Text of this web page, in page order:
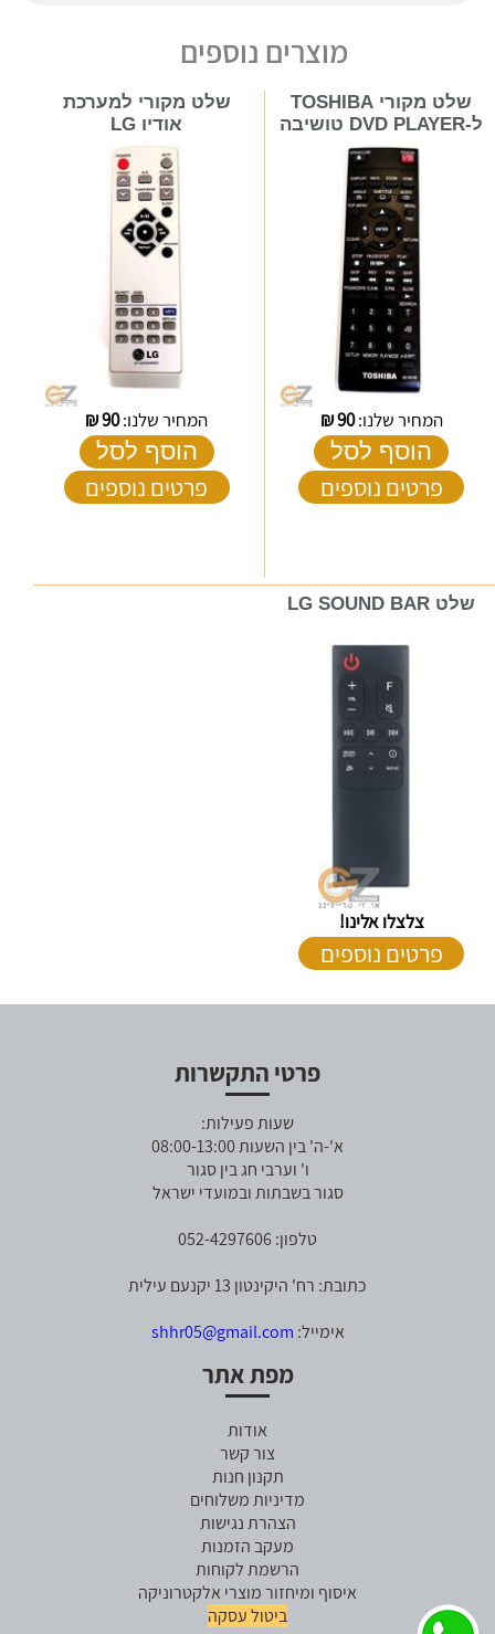
מוצרים נוספים
שלט מקורי TOSHIBA
ל-DVD PLAYER טושיבה
המחיר שלנו:90
₪
הוסף לסל
פרטים נוספים
שלט מקורי למערכת
אודיו LG
המחיר שלנו:90
₪
הוסף לסל
פרטים נוספים
שלט LG SOUND BAR
צלצלו אלינו!
פרטים נוספים
פרטי התקשרות
שעות פעילות:
א'-ה' בין השעות 08:00-13:00
ו' וערבי חג בין סגור
סגור בשבתות ובמועדי ישראל
טלפון: 052-4297606
כתובת: רח' היקינטון 13 יקנעם עילית
אימייל: shhr05@gmail.com
מפת אתר
אודות
צור קשר
תקנון חנות
מדיניות משלוחים
הצהרת נגישות
מעקב הזמנות
הרשמת לקוחות
איסוף ומיחזור מוצרי אלקטרוניקה
ביטול עסקה